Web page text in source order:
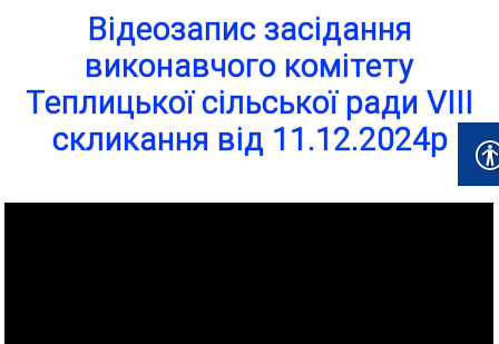
Відеозапис засідання
виконавчого комітету
Теплицької сільської ради VІІІ
скликання від 11.12.2024р